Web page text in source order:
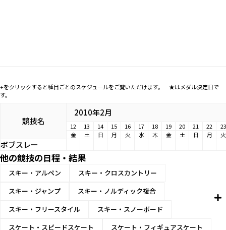
+をクリックすると種目ごとのスケジュールをご覧いただけます。 ★はメダル決定日で
す。
競技名
2010年2月
12 13 14 15 16 17 18 19 20 21 22
23
金
土 日 月 火 水 木 金 土 日 月 火
ボブスレー
他の競技の日程・結果
スキー・アルペン
スキー・クロスカントリー
スキー・ジャンプ
スキー・ノルディック複合
スキー・フリースタイル
スキー・スノーボード
スケート・スピードスケート
スケート・フィギュアスケート